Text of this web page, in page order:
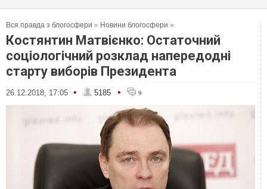
Вся правда з блогосфери » Новини блогосфери »
Костянтин Матвієнко: Остаточний
соціологічний розклад напередодні
старту виборів Президента
26.12.2018, 17:05 • 5185 • 9